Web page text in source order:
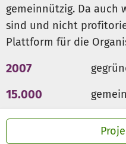
gemeinnützig. Da auch
sind und nicht
Plattform für die
2007
15.000
300 Mio € für